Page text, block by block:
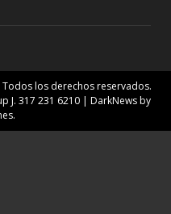
los derechos reservados.
J. 317 231 6210 | DarkNewsby